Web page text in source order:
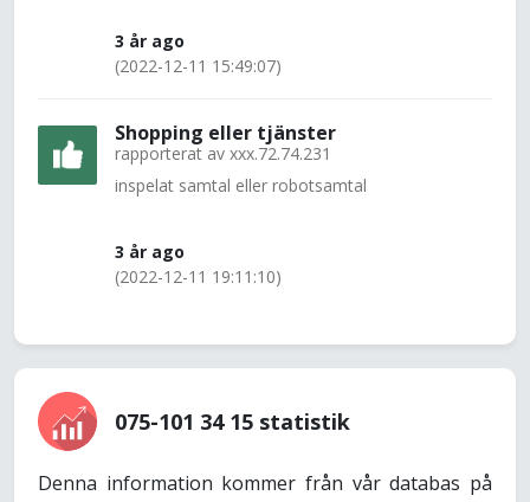
3 år ago
(2022-12-11 15:49:07)
Shopping eller tjänster
rapporterat av xxx.72.74.231
inspelat samtal eller robotsamtal
3 år ago
(2022-12-11 19:11:10)
075-101 34 15 statistik
Denna information kommer från vår databas på